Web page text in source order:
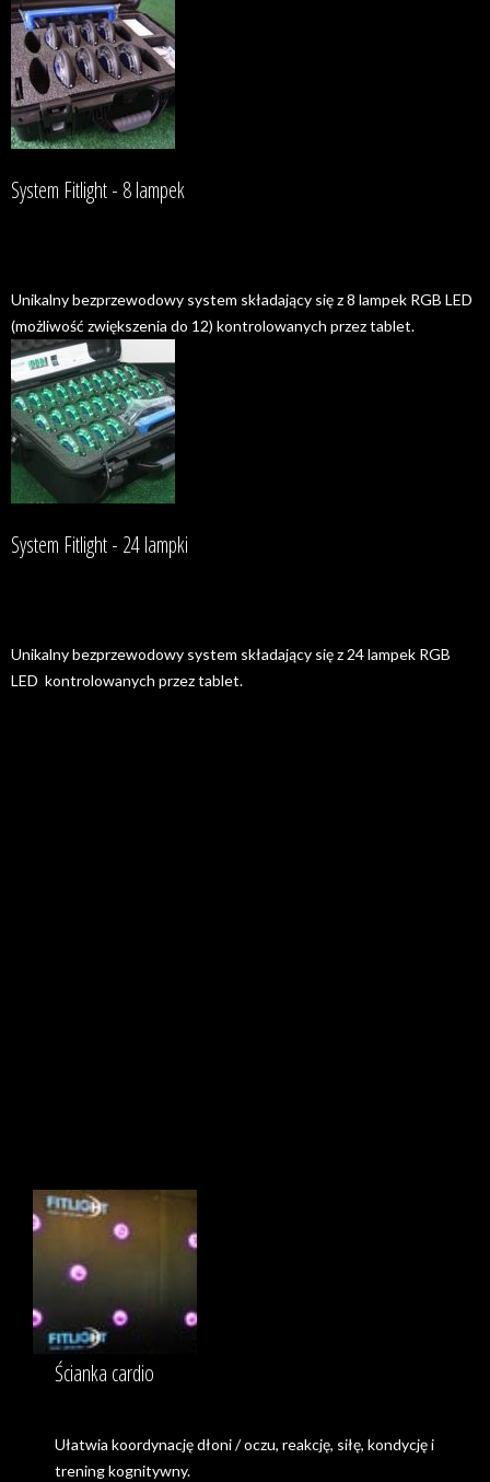
System Fitlight - 8 lampek
Unikalny bezprzewodowy system składający się z 8 lampek RGB LED
(możliwość zwiększenia do 12) kontrolowanych przez tablet.
System Fitlight - 24 lampki
Unikalny bezprzewodowy system składający się z 24 lampek RGB
LED kontrolowanych przez tablet.
Ścianka cardio
Ułatwia koordynację dłoni / oczu, reakcję, siłę, kondycję i
trening kognitywny.